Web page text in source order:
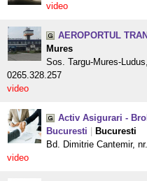
video
AEROPORTUL
Mures
Sos. Targu-Mures-
0265.328.257
video
Activ Asigurari -
Bucuresti
Bucuresti
Bd. Dimitrie Cantemir,
video